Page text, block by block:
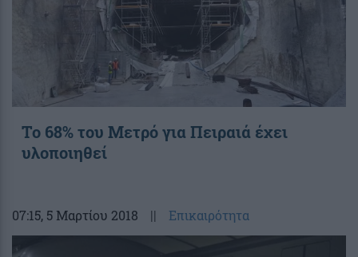
Το 68% του Μετρό για Πειραιά έχει
υλοποιηθεί
07:15, 5 Μαρτίου 2018 || Επικαιρότητα